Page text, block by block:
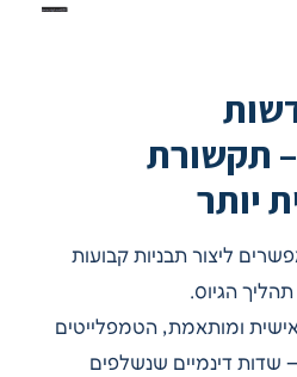
תקשורת
יותר
ליצור תבניות קבועות
הגיוס.
ומותאמת, הטמפלייטים
שדות דינמיים שנשלפים